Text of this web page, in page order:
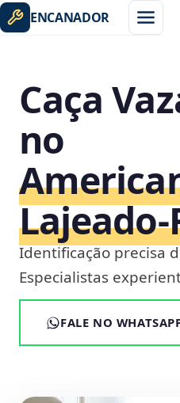
ENCANADOR
Caça
no
Identificação precisa
Especialistas
FALE NO